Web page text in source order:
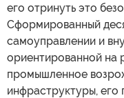
его отринуть это
Сформированный
самоуправлении и
ориентированной на
промышленное
инфраструктуры, его